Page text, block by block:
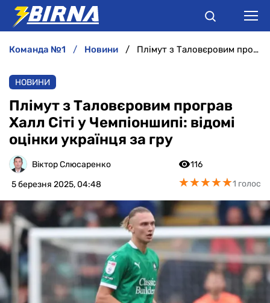
АНАЛІТИКА
ІНТЕРВ'Ю
РІЗНЕ
БУКМЕКЕРИ
команда №1 новини Плімут з Таловєровим програв Халл Сіті у Чемпіоншипі: відомі оцінки українця за гру
НОВИНИ
Плімут з Таловєровим програв
Халл Сіті у Чемпіоншипі: відомі
оцінки українця за гру
Віктор Слюсаренко
5 березня 2025, 04:48
116
★★★★★
★★★★★1 голос